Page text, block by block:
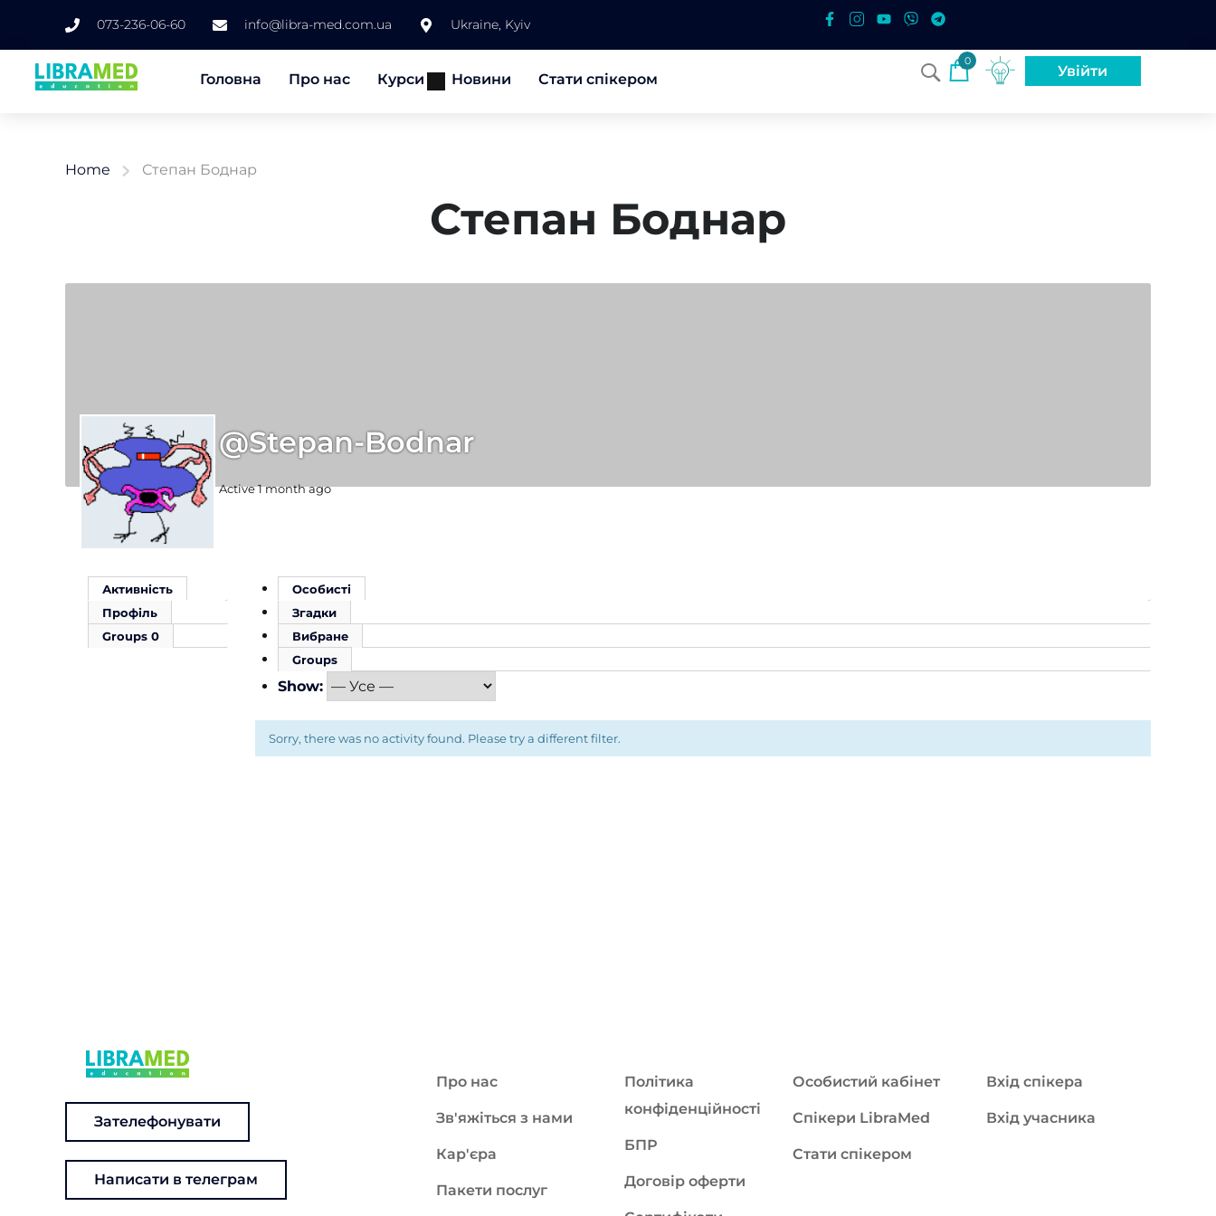
073-236-06-60 info@libra-med.com.ua Ukraine, Kyiv
Головна Про нас Курси Новини Стати спікером
0
Увійти
Home Степан Боднар
Степан Боднар
@stepan-Bodnar
Active 1 month ago
Активність
Профіль
Groups 0
Особисті
Згадки
Вибране
Groups
Show:
Sorry, there was no activity found. Please try a different filter.
Зателефонувати
Написати в телеграм
Про нас
Зв'яжіться з нами
Кар'єра
Пакети послуг
Політика
конфіденційності
БПР
Договір оферти
Особистий кабінет
Спікери LibraMed
Стати спікером
Вхід спікера
Вхід учасника